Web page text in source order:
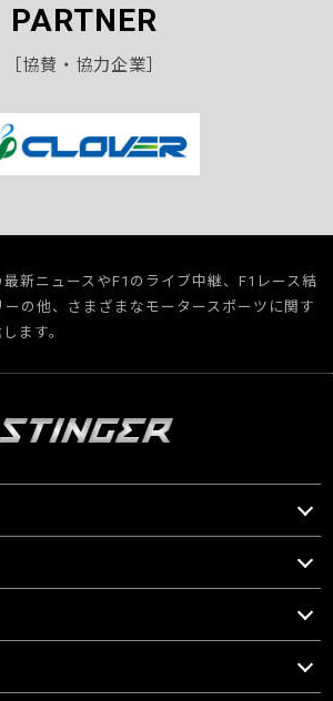
PARTNER
［協賛・協力企業］
新ニュースやF1のライブ中継、F1レース結
の他、さまざまなモータースポーツに関す
ます。
サーキット
通行
泣く日々。
屋